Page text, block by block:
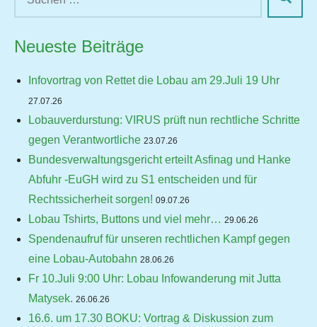
Neueste Beiträge
Infovortrag von Rettet die Lobau am 29.Juli 19 Uhr
27.07.26
Lobauverdurstung: VIRUS prüft nun rechtliche Schritte
gegen Verantwortliche 23.07.26
Bundesverwaltungsgericht erteilt Asfinag und Hanke
Abfuhr -EuGH wird zu S1 entscheiden und für
Rechtssicherheit sorgen! 09.07.26
Lobau Tshirts, Buttons und viel mehr… 29.06.26
Spendenaufruf für unseren rechtlichen Kampf gegen
eine Lobau-Autobahn 28.06.26
Fr 10.Juli 9:00 Uhr: Lobau Infowanderung mit Jutta
Matysek. 26.06.26
16.6. um 17.30 BOKU: Vortrag & Diskussion zum